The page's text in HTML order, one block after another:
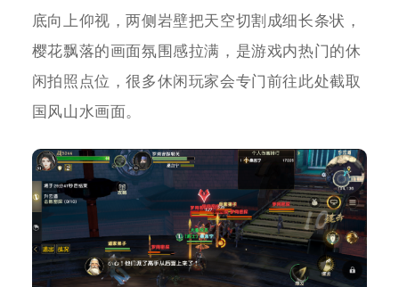
底向上仰视，两侧岩壁把天空切割成细长条状，
樱花飘落的画面氛围感拉满，是游戏内热门的休
闲拍照点位，很多休闲玩家会专门前往此处截取
国风山水画面。